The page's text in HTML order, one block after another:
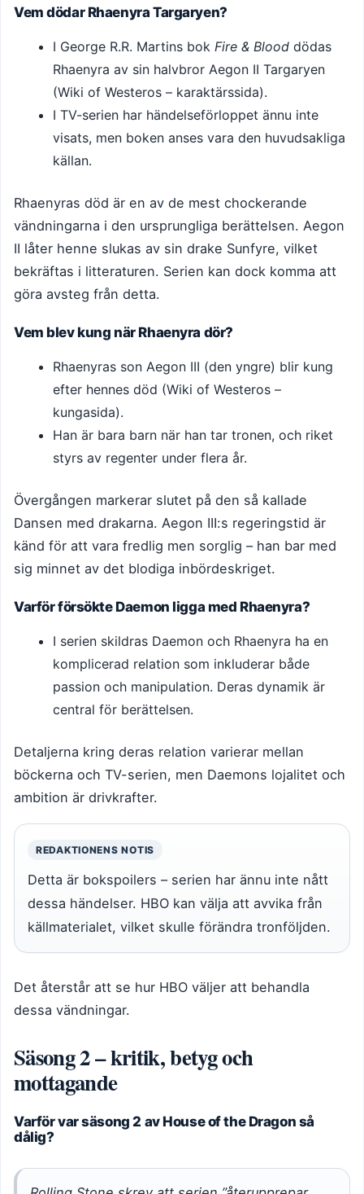
Vem dödar Rhaenyra Targaryen?
I George R.R. Martins bok Fire & Blood dödas
Rhaenyra av sin halvbror Aegon II Targaryen
(Wiki of Westeros – karaktärssida).
I TV-serien har händelseförloppet ännu inte
visats, men boken anses vara den huvudsakliga
källan.
Rhaenyras död är en av de mest chockerande
vändningarna i den ursprungliga berättelsen. Aegon
II låter henne slukas av sin drake Sunfyre, vilket
bekräftas i litteraturen. Serien kan dock komma att
göra avsteg från detta.
Vem blev kung när Rhaenyra dör?
Rhaenyras son Aegon III (den yngre) blir kung
efter hennes död (Wiki of Westeros –
kungasida).
Han är bara barn när han tar tronen, och riket
styrs av regenter under flera år.
Övergången markerar slutet på den så kallade
Dansen med drakarna. Aegon III:s regeringstid är
känd för att vara fredlig men sorglig – han bar med
sig minnet av det blodiga inbördeskriget.
Varför försökte Daemon ligga med Rhaenyra?
I serien skildras Daemon och Rhaenyra ha en
komplicerad relation som inkluderar både
passion och manipulation. Deras dynamik är
central för berättelsen.
Detaljerna kring deras relation varierar mellan
böckerna och TV-serien, men Daemons lojalitet och
ambition är drivkrafter.
REDAKTIONENS NOTIS
Detta är bokspoilers – serien har ännu inte nått
dessa händelser. HBO kan välja att avvika från
källmaterialet, vilket skulle förändra tronföljden.
Det återstår att se hur HBO väljer att behandla
dessa vändningar.
Säsong 2 – kritik, betyg och
mottagande
Varför var säsong 2 av House of the Dragon så
dålig?